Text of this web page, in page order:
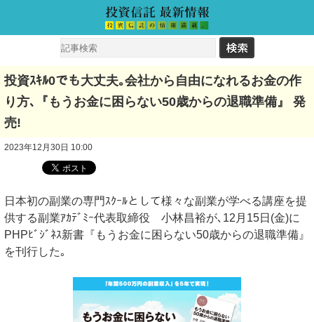
投資ｽｷﾙ0でも大丈夫｡会社から自由になれるお金の作
り方､『もうお金に困らない50歳からの退職準備』 発
売!
2023年12月30日 10:00
⽇本初の副業の専⾨ｽｸｰﾙとして様々な副業が学べる講座を提
供する副業ｱｶﾃﾞﾐｰ代表取締役 ⼩林昌裕が､12月15日(金)に
PHPﾋﾞｼﾞﾈｽ新書『もうお金に困らない50歳からの退職準備』
を刊行した｡